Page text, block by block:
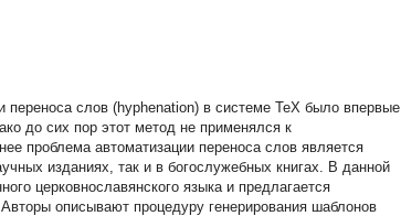
переноса слов (hyphenation) в системе TeX было впервые
до сих пор этот метод не применялся к
проблема автоматизации переноса слов является
изданиях, так и в богослужебных книгах. В данной
церковнославянского языка и предлагается
описывают процедуру генерирования шаблонов